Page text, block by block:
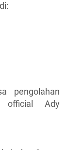
pengolahan
official Ady